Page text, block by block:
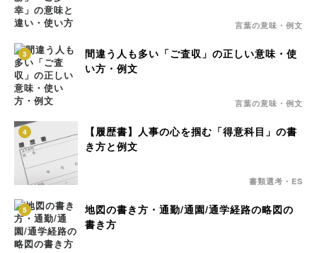
言葉の意味・例文
3
間違う人も多い「ご査収」の正しい意味・使
い方・例文
言葉の意味・例文
4
【履歴書】人事の心を掴む「得意科目」の書
き方と例文
書類選考・ES
5
地図の書き方・通勤/通園/通学経路の略図の
書き方